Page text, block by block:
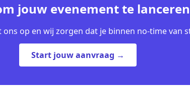
jouw evenement te
ons op en wij zorgen dat je binnen no-time van
Start jouw aanvraag →